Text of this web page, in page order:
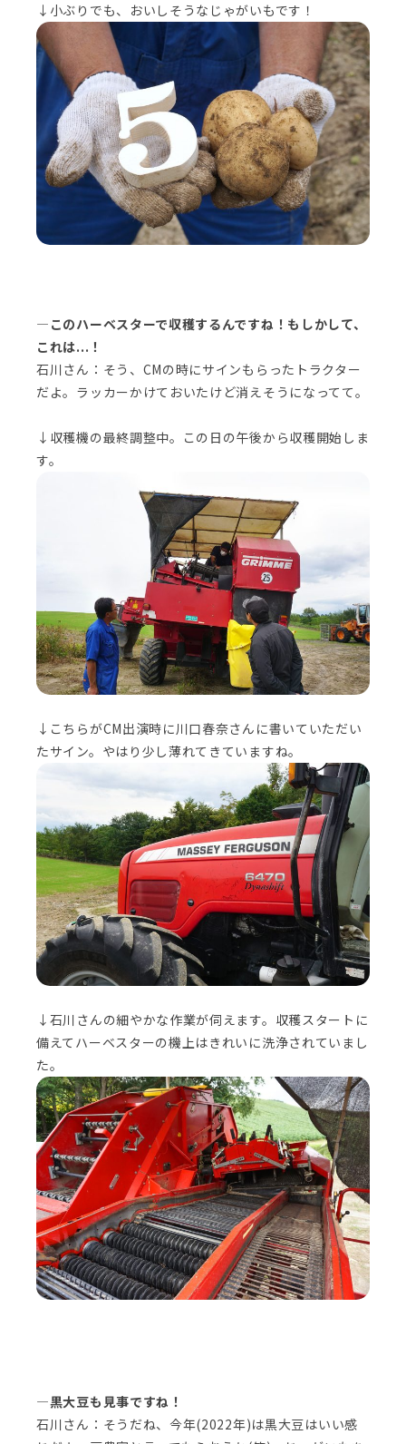
↓小ぶりでも、おいしそうなじゃがいもです！
―このハーベスターで収穫するんですね！もしかして、
これは...！
石川さん：そう、CMの時にサインもらったトラクター
だよ。ラッカーかけておいたけど消えそうになってて。
↓収穫機の最終調整中。この日の午後から収穫開始しま
す。
↓こちらがCM出演時に川口春奈さんに書いていただい
たサイン。やはり少し薄れてきていますね。
↓石川さんの細やかな作業が伺えます。収穫スタートに
備えてハーベスターの機上はきれいに洗浄されていまし
た。
―黒大豆も見事ですね！
石川さん：そうだね、今年(2022年)は黒大豆はいい感